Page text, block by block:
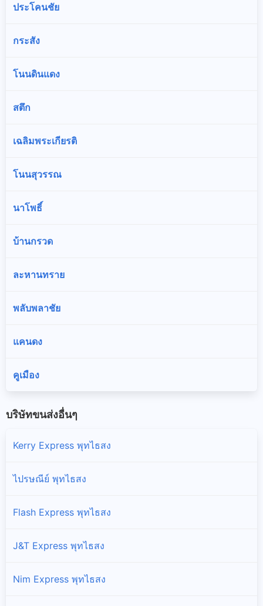
ประโคนชัย
กระสัง
โนนดินแดง
สตึก
เฉลิมพระเกียรติ
โนนสุวรรณ
นาโพธิ์
บ้านกรวด
ละหานทราย
พลับพลาชัย
แคนดง
คูเมือง
บริษัทขนส่งอื่นๆ
Kerry Express พุทไธสง
ไปรษณีย์ พุทไธสง
Flash Express พุทไธสง
J&T Express พุทไธสง
Nim Express พุทไธสง